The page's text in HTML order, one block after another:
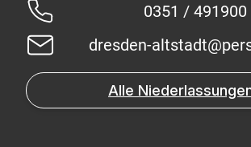
0351 / 491900
dresden-
Alle